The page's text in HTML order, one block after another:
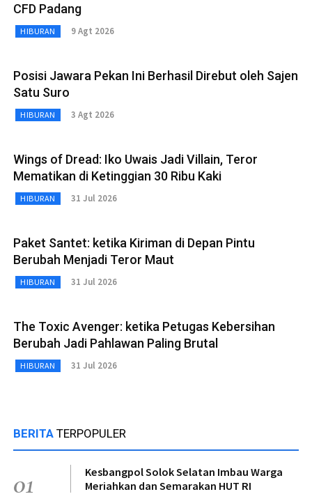
CFD Padang
HIBURAN 9 Agt 2026
Posisi Jawara Pekan Ini Berhasil Direbut oleh Sajen
Satu Suro
HIBURAN 3 Agt 2026
Wings of Dread: Iko Uwais Jadi Villain, Teror
Mematikan di Ketinggian 30 Ribu Kaki
HIBURAN 31 Jul 2026
Paket Santet: ketika Kiriman di Depan Pintu
Berubah Menjadi Teror Maut
HIBURAN 31 Jul 2026
The Toxic Avenger: ketika Petugas Kebersihan
Berubah Jadi Pahlawan Paling Brutal
HIBURAN 31 Jul 2026
BERITA TERPOPULER
01
Kesbangpol Solok Selatan Imbau Warga
Meriahkan dan Semarakan HUT RI